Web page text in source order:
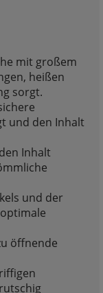
mit großem
heißen
sorgt.
und den Inhalt
Inhalt
und der
öffnende